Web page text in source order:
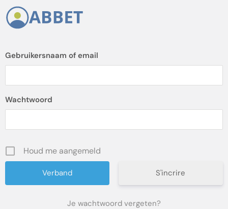
Gebruikersnaam of email
Wachtwoord
Houd me aangemeld
S'incrire
Je wachtwoord vergeten?